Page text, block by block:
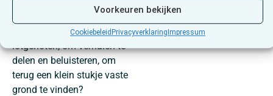
Voorkeuren bekijken
Cookiebeleid Privacyverklaring Impressum
Hoe zou het zijn om ergens
te kunnen samenkomen met
lotgenoten, om verhalen te
delen en beluisteren, om
terug een klein stukje vaste
grond te vinden?